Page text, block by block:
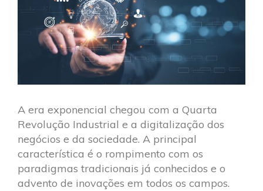
A era exponencial chegou com a Quarta
Revolução Industrial e a digitalização dos
negócios e da sociedade. A principal
característica é o rompimento com os
paradigmas tradicionais já conhecidos e o
advento de inovações em todos os campos.